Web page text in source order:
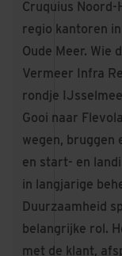
Cruquius Noord-
regio kantoren
Oude Meer. Wie
Vermeer Infra
rondje
Gooi naar
wegen, bruggen
en start- en
in langjarige
Duurzaamheid
belangrijke rol.
met de klant,